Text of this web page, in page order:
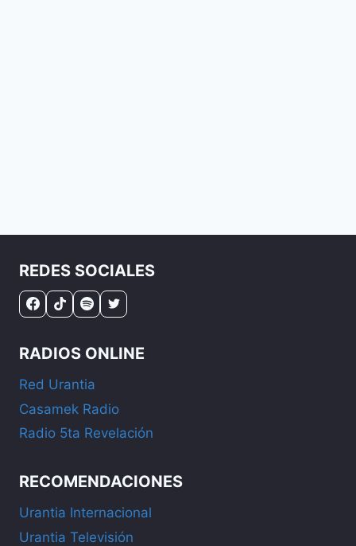
REDES SOCIALES
RADIOS ONLINE
Red Urantia
Casamek Radio
Radio 5ta Revelación
RECOMENDACIONES
Urantia Internacional
Urantia Televisión